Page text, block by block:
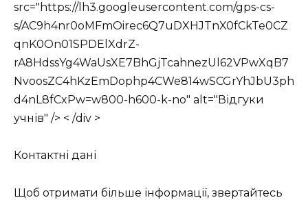
src="https://lh3.googleusercontent.com/gps-cs-
s/AC9h4nr0oMFmOirec6Q7uDXHJTnX0fCkTe0CZ
qnK0On01SPDElXdrZ-
rA8HdssYg4WaUsXE7BhGjTcahnezUl62VPwXqB7
NvoosZC4hKzEmDophp4CWe814wSCGrYhJbU3ph
d4nL8fCxPw=w800-h600-k-no" alt="Відгуки
учнів" /> < /div >
Контактні дані
Щоб отримати більше інформації, звертайтесь